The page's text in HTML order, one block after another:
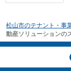
松山市のテナント・事
動産ソリューションの